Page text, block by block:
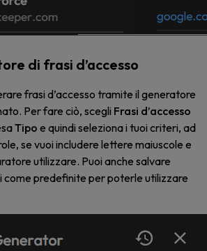
di frasi d’accesso
frasi d’accesso tramite il generatore
Per fare ciò, scegli Frasi d’accesso
Tipo e quindi seleziona i tuoi criteri, ad
se vuoi includere lettere maiuscole e
utilizzare. Puoi anche salvare
come predefinite per poterle utilizzare